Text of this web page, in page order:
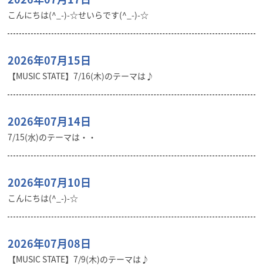
こんにちは(^_-)-☆せいらです(^_-)-☆
2026年07月15日
【MUSIC STATE】7/16(木)のテーマは♪
2026年07月14日
7/15(水)のテーマは・・
2026年07月10日
こんにちは(^_-)-☆
2026年07月08日
【MUSIC STATE】7/9(木)のテーマは♪